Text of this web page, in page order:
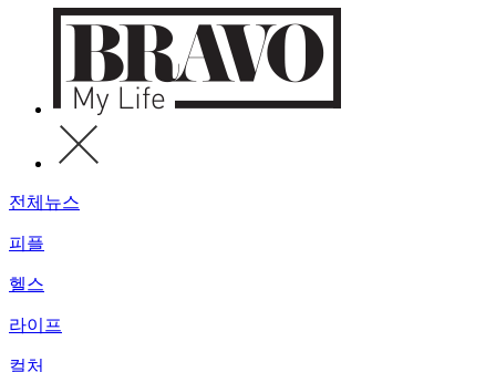
전체뉴스
피플
헬스
라이프
컬처